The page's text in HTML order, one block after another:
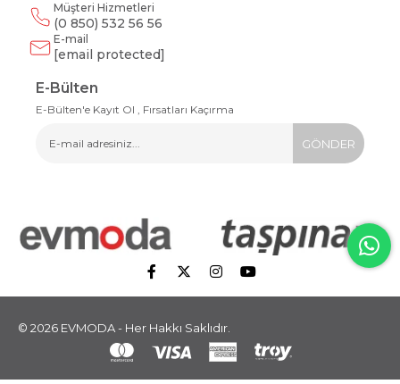
Müşteri Hizmetleri
(0 850) 532 56 56
E-mail
[email protected]
E-Bülten
E-Bülten'e Kayıt Ol , Fırsatları Kaçırma
GÖNDER
© 2026 EVMODA - Her Hakkı Saklıdır.